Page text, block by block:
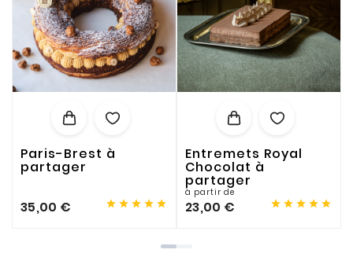
Paris-Brest à
partager
35,00 €     
Entremets Royal
Chocolat à
partager
à partir de
23,00 €     